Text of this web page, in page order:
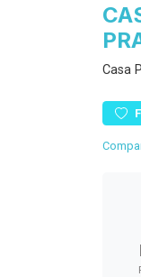
Casa